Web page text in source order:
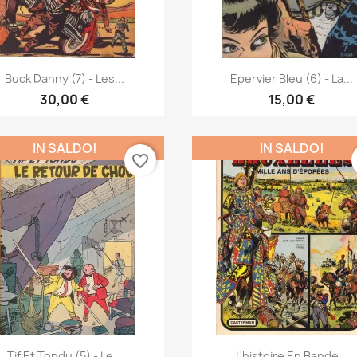
Anteprima
Buck Danny (7) - Les...
30,00 €
Anteprima
Epervier Bleu (6) - La...
15,00 €
Anteprima
IN SALDO!
favorite_border
Anteprima
IN SALDO!